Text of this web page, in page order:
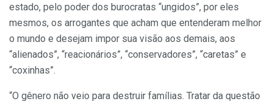
estado, pelo poder dos burocratas “ungidos”, por eles
mesmos, os arrogantes que acham que entenderam melhor
o mundo e desejam impor sua visão aos demais, aos
“alienados”, “reacionários”, “conservadores”, “caretas” e
“coxinhas”.
“O gênero não veio para destruir famílias. Tratar da questão